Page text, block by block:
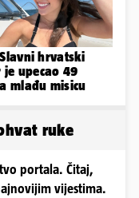
Slavni hrvatski
je upecao 49
mlađu misicu
ruke
portala. Čitaj,
vijestima.